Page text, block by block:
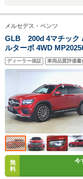
メルセデス・ベンツ
GLB 200d 4マチック
ルターボ 4WD
ディーラー保証 車両品質評価書
無
料
今